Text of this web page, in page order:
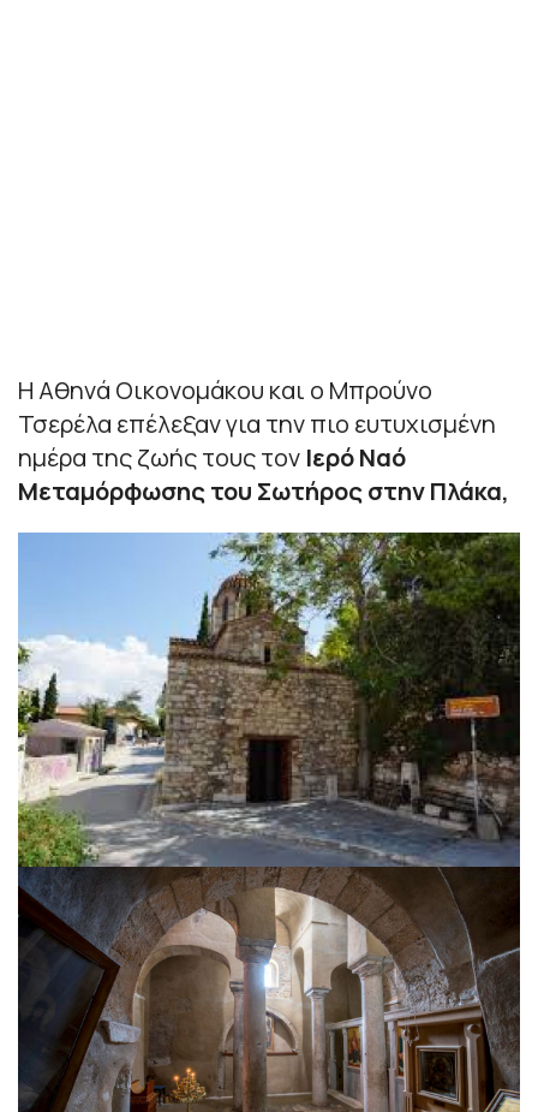
Η Αθηνά Οικονομάκου και ο Μπρούνο
Τσερέλα επέλεξαν για την πιο ευτυχισμένη
ημέρα της ζωής τους τον Ιερό Ναό
Μεταμόρφωσης του Σωτήρος στην Πλάκα,